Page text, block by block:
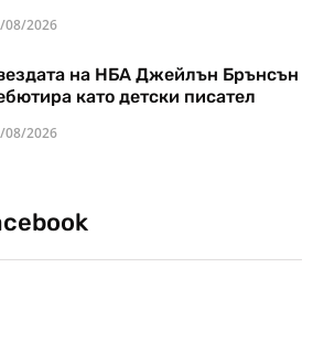
08/2026
на НБА Джейлън Брънсън
като детски писател
08/2026